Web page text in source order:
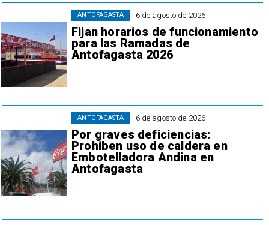
6 de agosto de 2026
Fijan horarios de funcionamiento
para las Ramadas de
Antofagasta 2026
ANTOFAGASTA
6 de agosto de 2026
Por graves deficiencias:
Prohiben uso de caldera en
Embotelladora Andina en
Antofagasta
ANTOFAGASTA